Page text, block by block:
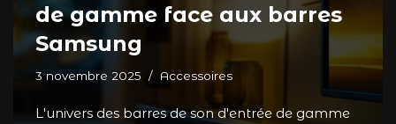
de gamme face aux barres
Samsung
3 novembre 2025 Accessoires
L'univers des barres de son d'entrée de gamme